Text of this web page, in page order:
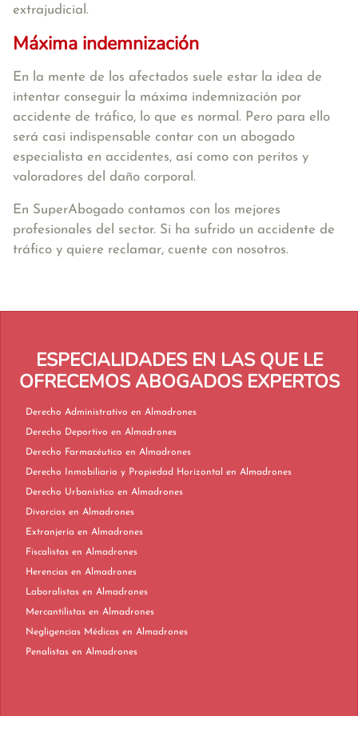
extrajudicial.
Máxima indemnización
En la mente de los afectados suele estar la idea de
intentar conseguir la máxima indemnización por
accidente de tráfico, lo que es normal. Pero para ello
será casi indispensable contar con un abogado
especialista en accidentes, así como con peritos y
valoradores del daño corporal.
En SuperAbogado contamos con los mejores
profesionales del sector. Si ha sufrido un accidente de
tráfico y quiere reclamar, cuente con nosotros.
ESPECIALIDADES EN LAS QUE LE
OFRECEMOS ABOGADOS EXPERTOS
Derecho Administrativo en Almadrones
Derecho Deportivo en Almadrones
Derecho Farmacéutico en Almadrones
Derecho Inmobiliario y Propiedad Horizontal en Almadrones
Derecho Urbanístico en Almadrones
Divorcios en Almadrones
Extranjería en Almadrones
Fiscalistas en Almadrones
Herencias en Almadrones
Laboralistas en Almadrones
Mercantilistas en Almadrones
Negligencias Médicas en Almadrones
Penalistas en Almadrones